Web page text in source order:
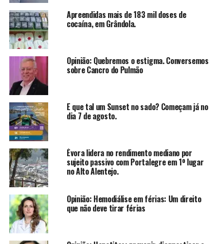
Apreendidas mais de 183 mil doses de
cocaína, em Grândola.
Opinião: Quebremos o estigma. Conversemos
sobre Cancro do Pulmão
E que tal um Sunset no sado? Começam já no
dia 7 de agosto.
Évora lidera no rendimento mediano por
sujeito passivo com Portalegre em 1º lugar
no Alto Alentejo.
Opinião: Hemodiálise em férias: Um direito
que não deve tirar férias